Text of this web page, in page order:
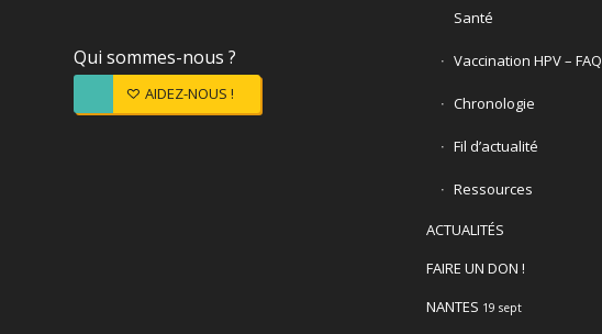
Qui sommes-nous ?
AIDEZ-NOUS !
Santé
Vaccination HPV – FAQ
Chronologie
Fil d’actualité
Ressources
ACTUALITÉS
FAIRE UN DON !
NANTES 19 sept